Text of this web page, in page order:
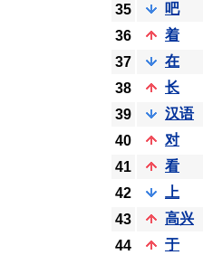
35
吧
36
着
37
在
38
长
39
汉语
40
对
41
看
42
上
43
高兴
44
于